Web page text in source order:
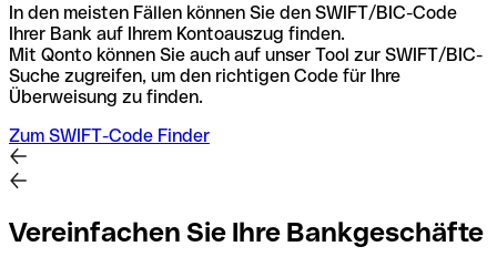
In den meisten Fällen können Sie den SWIFT/BIC-Code
Ihrer Bank auf Ihrem Kontoauszug finden.
Mit Qonto können Sie auch auf unser Tool zur SWIFT/BIC-
Suche zugreifen, um den richtigen Code für Ihre
Überweisung zu finden.
Zum SWIFT-Code Finder
Vereinfachen Sie Ihre Bankgeschäfte